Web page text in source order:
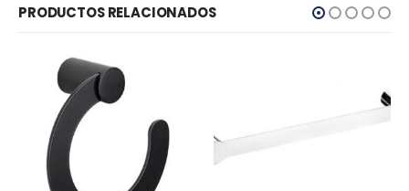
PRODUCTOS RELACIONADOS